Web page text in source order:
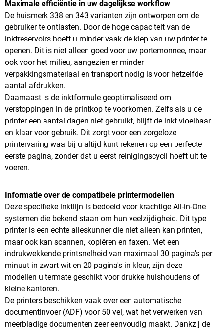
Maximale efficiëntie in uw dagelijkse workflow
De huismerk 338 en 343 varianten zijn ontworpen om de
gebruiker te ontlasten. Door de hoge capaciteit van de
inktreservoirs hoeft u minder vaak de klep van uw printer te
openen. Dit is niet alleen goed voor uw portemonnee, maar
ook voor het milieu, aangezien er minder
verpakkingsmateriaal en transport nodig is voor hetzelfde
aantal afdrukken.
Daarnaast is de inktformule geoptimaliseerd om
verstoppingen in de printkop te voorkomen. Zelfs als u de
printer een aantal dagen niet gebruikt, blijft de inkt vloeibaar
en klaar voor gebruik. Dit zorgt voor een zorgeloze
printervaring waarbij u altijd kunt rekenen op een perfecte
eerste pagina, zonder dat u eerst reinigingscycli hoeft uit te
voeren.
Informatie over de compatibele printermodellen
Deze specifieke inktlijn is bedoeld voor krachtige All-in-One
systemen die bekend staan om hun veelzijdigheid. Dit type
printer is een echte alleskunner die niet alleen kan printen,
maar ook kan scannen, kopiëren en faxen. Met een
indrukwekkende printsnelheid van maximaal 30 pagina's per
minuut in zwart-wit en 20 pagina's in kleur, zijn deze
modellen uitermate geschikt voor drukke huishoudens of
kleine kantoren.
De printers beschikken vaak over een automatische
documentinvoer (ADF) voor 50 vel, wat het verwerken van
meerbladige documenten zeer eenvoudig maakt. Dankzij de